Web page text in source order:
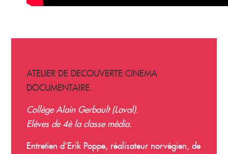
ATELIER DE DECOUVERTE CINEMA
DOCUMENTAIRE.
Collège Alain Gerbault (Laval).
Elèves de 4è la classe média.
Entretien d’Erik Poppe, réalisateur norvégien, de